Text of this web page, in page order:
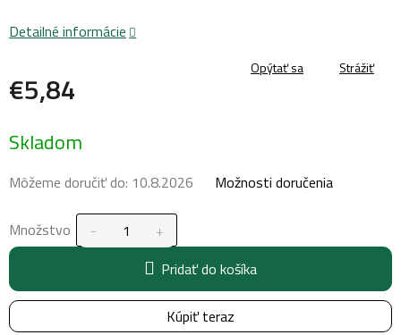
€5,84
cena:
Skladom
Môžeme doručiť do: 10.8.2026 Možnosti doručenia
Množstvo
Pridať do košíka
Kúpiť teraz
Detailné informácie
Opýtať sa Strážiť